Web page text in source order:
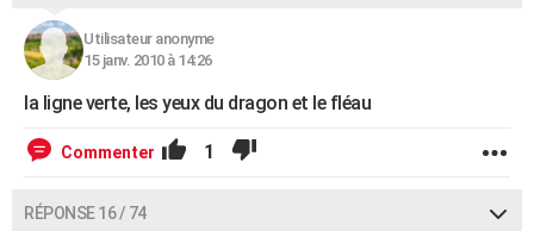
Utilisateur anonyme
15 janv. 2010 à 14:26
la ligne verte, les yeux du dragon et le fléau
Commenter 1
RÉPONSE 16 / 74